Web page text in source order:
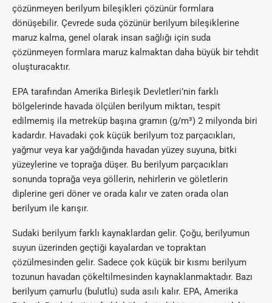
çözünmeyen berilyum bileşikleri çözünür formlara
dönüşebilir. Çevrede suda çözünür berilyum bileşiklerine
maruz kalma, genel olarak insan sağlığı için suda
çözünmeyen formlara maruz kalmaktan daha büyük bir tehdit
oluşturacaktır.
EPA tarafından Amerika Birleşik Devletleri’nin farklı
bölgelerinde havada ölçülen berilyum miktarı, tespit
edilmemiş ila metreküp başına gramın (g/m³) 2 milyonda biri
kadardır. Havadaki çok küçük berilyum toz parçacıkları,
yağmur veya kar yağdığında havadan yüzey suyuna, bitki
yüzeylerine ve toprağa düşer. Bu berilyum parçacıkları
sonunda toprağa veya göllerin, nehirlerin ve göletlerin
diplerine geri döner ve orada kalır ve zaten orada olan
berilyum ile karışır.
Sudaki berilyum farklı kaynaklardan gelir. Çoğu, berilyumun
suyun üzerinden geçtiği kayalardan ve topraktan
çözülmesinden gelir. Sadece çok küçük bir kısmı berilyum
tozunun havadan çökeltilmesinden kaynaklanmaktadır. Bazı
berilyum çamurlu (bulutlu) suda asılı kalır. EPA, Amerika